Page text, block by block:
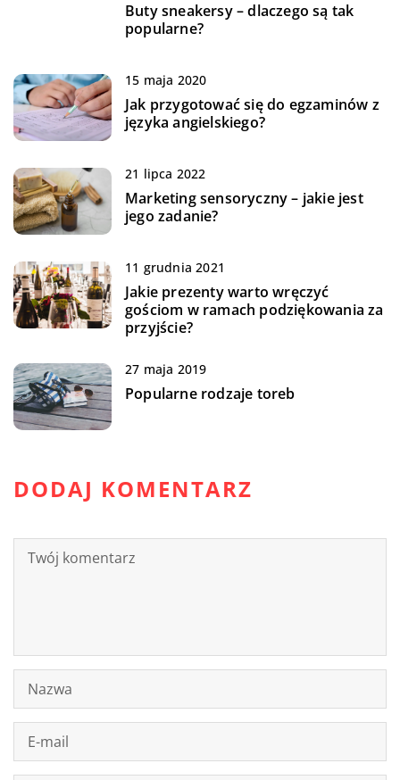
Buty sneakersy – dlaczego są tak
popularne?
15 maja 2020
Jak przygotować się do egzaminów z
języka angielskiego?
21 lipca 2022
Marketing sensoryczny – jakie jest
jego zadanie?
11 grudnia 2021
Jakie prezenty warto wręczyć
gościom w ramach podziękowania za
przyjście?
27 maja 2019
Popularne rodzaje toreb
DODAJ KOMENTARZ